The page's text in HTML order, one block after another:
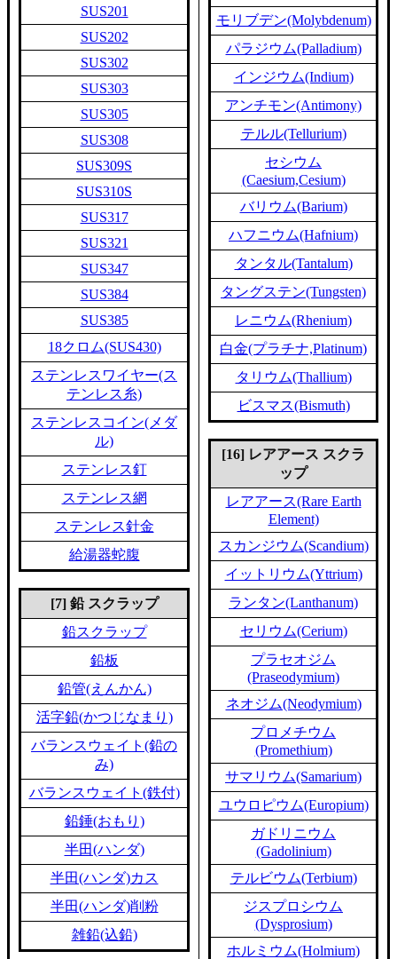
SUS201
SUS202
SUS302
SUS303
SUS305
SUS308
SUS309S
SUS310S
SUS317
SUS321
SUS347
SUS384
SUS385
18クロム(SUS430)
ステンレスワイヤー(ス
テンレス糸)
ステンレスコイン(メダ
ル)
ステンレス釘
ステンレス網
ステンレス針金
給湯器蛇腹
[7] 鉛 スクラップ
鉛スクラップ
鉛板
鉛管(えんかん)
活字鉛(かつじなまり)
バランスウェイト(鉛の
み)
バランスウェイト(鉄付)
鉛錘(おもり)
半田(ハンダ)
半田(ハンダ)カス
半田(ハンダ)削粉
雑鉛(込鉛)
モリブデン(Molybdenum)
パラジウム(Palladium)
インジウム(Indium)
アンチモン(Antimony)
テルル(Tellurium)
セシウム
(Caesium,Cesium)
バリウム(Barium)
ハフニウム(Hafnium)
タンタル(Tantalum)
タングステン(Tungsten)
レニウム(Rhenium)
白金(プラチナ,Platinum)
タリウム(Thallium)
ビスマス(Bismuth)
[16] レアアース スクラ
ップ
レアアース(Rare Earth
Element)
スカンジウム(Scandium)
イットリウム(Yttrium)
ランタン(Lanthanum)
セリウム(Cerium)
プラセオジム
(Praseodymium)
ネオジム(Neodymium)
プロメチウム
(Promethium)
サマリウム(Samarium)
ユウロピウム(Europium)
ガドリニウム
(Gadolinium)
テルビウム(Terbium)
ジスプロシウム
(Dysprosium)
ホルミウム(Holmium)